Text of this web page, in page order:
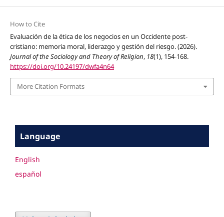
How to Cite
Evaluación de la ética de los negocios en un Occidente post-
cristiano: memoria moral, liderazgo y gestión del riesgo. (2026).
Journal of the Sociology and Theory of Religion, 18(1), 154-168.
https://doi.org/10.24197/dwfa4n64
More Citation Formats
Language
English
español